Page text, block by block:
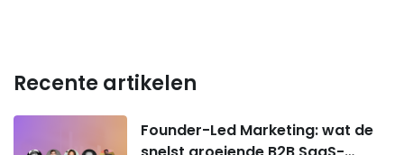
Recente artikelen
Founder-Led Marketing: wat de